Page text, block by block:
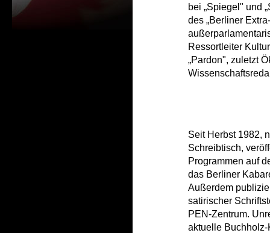
bei „Spiegel" und
des „Berliner
Ressortleiter
„Pardon", zuletzt
Seit Herbst 1982,
Schreibtisch,
Programmen auf
das Berliner
Außerdem
satirischer
PEN-Zentrum.
aktuelle Buchholz-